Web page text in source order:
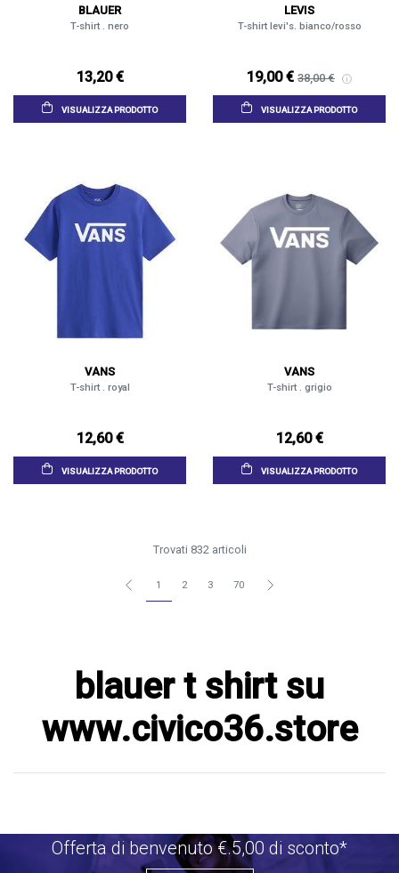
BLAUER
T-shirt . nero
13,20 €
VISUALIZZA PRODOTTO
LEVIS
T-shirt levi's. bianco/rosso
19,00 € 38,00 €
VISUALIZZA PRODOTTO
VANS
T-shirt . royal
12,60 €
VISUALIZZA PRODOTTO
VANS
T-shirt . grigio
12,60 €
VISUALIZZA PRODOTTO
Trovati 832 articoli
1 2 3 70
blauer t shirt su
www.civico36.store
Offerta di benvenuto €.5,00 di sconto*